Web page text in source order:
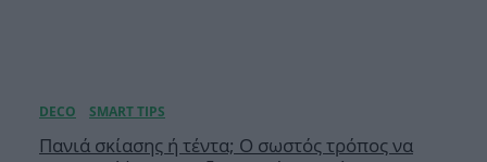
Πανιά σκίασης ή τέντα; Ο σωστός τρόπος να